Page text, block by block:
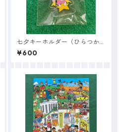
七夕キーホルダー（ひらつか
ナナ姫）
¥600